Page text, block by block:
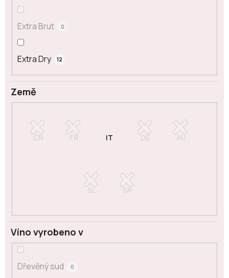
Země
Extra Brut 0
Extra Dry 12
Víno vyrobeno v
Dřevěný sud 0